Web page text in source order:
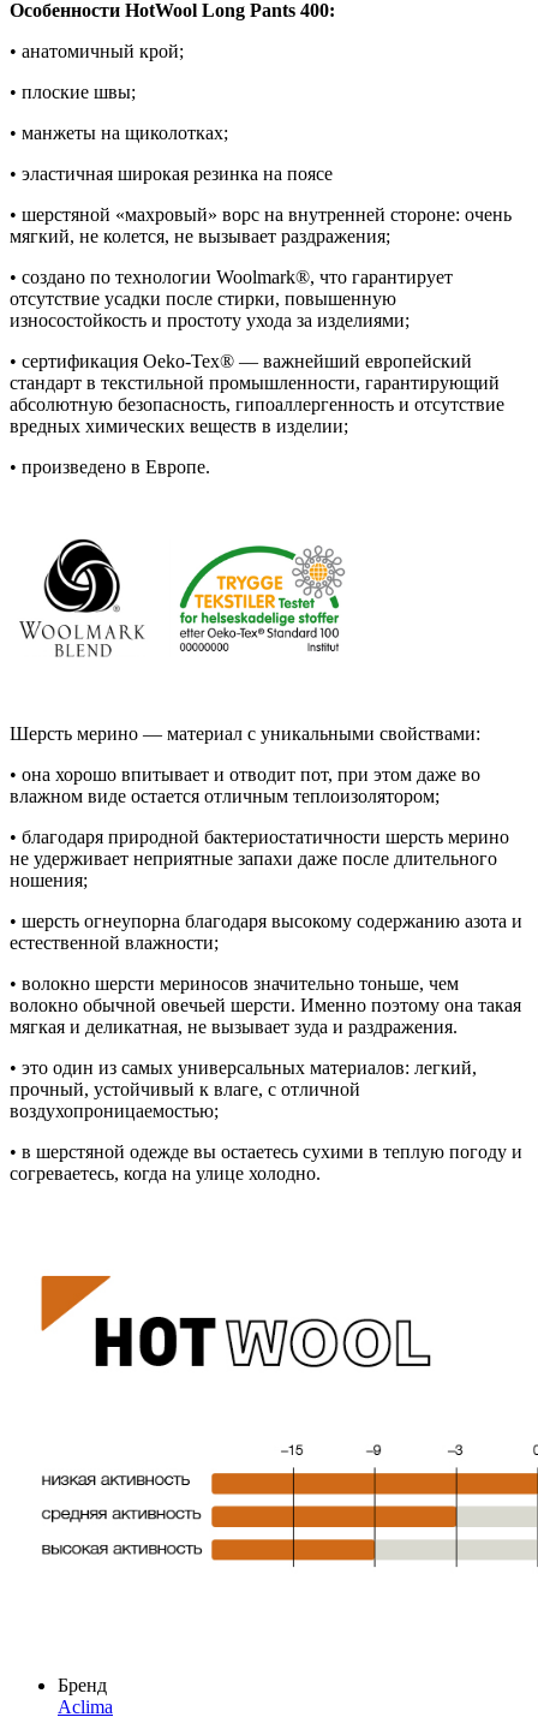
Особенности HotWool Long Pants 400:
• анатомичный крой;
• плоские швы;
• манжеты на щиколотках;
• эластичная широкая резинка на поясе
• шерстяной «махровый» ворс на внутренней стороне: очень
мягкий, не колется, не вызывает раздражения;
• создано по технологии Woolmark®, что гарантирует
отсутствие усадки после стирки, повышенную
износостойкость и простоту ухода за изделиями;
• сертификация Oeko-Tex® — важнейший европейский
стандарт в текстильной промышленности, гарантирующий
абсолютную безопасность, гипоаллергенность и отсутствие
вредных химических веществ в изделии;
• произведено в Европе.
Шерсть мерино — материал с уникальными свойствами:
• она хорошо впитывает и отводит пот, при этом даже во
влажном виде остается отличным теплоизолятором;
• благодаря природной бактериостатичности шерсть мерино
не удерживает неприятные запахи даже после длительного
ношения;
• шерсть огнеупорна благодаря высокому содержанию азота и
естественной влажности;
• волокно шерсти мериносов значительно тоньше, чем
волокно обычной овечьей шерсти. Именно поэтому она такая
мягкая и деликатная, не вызывает зуда и раздражения.
• это один из самых универсальных материалов: легкий,
прочный, устойчивый к влаге, с отличной
воздухопроницаемостью;
• в шерстяной одежде вы остаетесь сухими в теплую погоду и
согреваетесь, когда на улице холодно.
Бренд
Aclima